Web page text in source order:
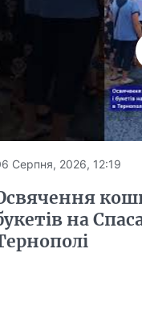
Серпня, 2026, 12:19
на